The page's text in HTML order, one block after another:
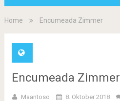
Home Encumeada Zimmer
Encumeada Zimmer
Maantoso 8. Oktober 2018